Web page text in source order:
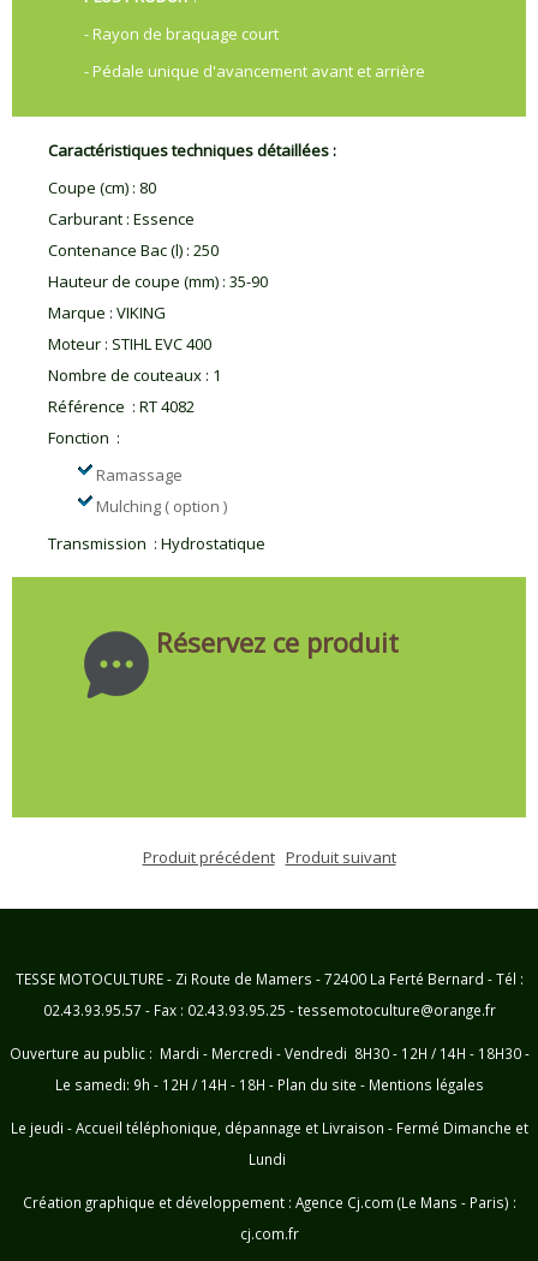
- Rayon de braquage court
- Pédale unique d'avancement avant et arrière
Caractéristiques techniques détaillées :
Coupe (cm) : 80
Carburant : Essence
Contenance Bac (l) : 250
Hauteur de coupe (mm) : 35-90
Marque : VIKING
Moteur : STIHL EVC 400
Nombre de couteaux : 1
Référence : RT 4082
Fonction :
Ramassage
Mulching ( option )
Transmission : Hydrostatique
Réservez ce produit
Produit précédent Produit suivant
TESSE MOTOCULTURE - Zi Route de Mamers - 72400 La Ferté Bernard - Tél :
02.43.93.95.57 - Fax : 02.43.93.95.25 - tessemotoculture@orange.fr
Ouverture au public : Mardi - Mercredi - Vendredi 8H30 - 12H / 14H - 18H30 -
Le samedi: 9h - 12H / 14H - 18H - Plan du site - Mentions légales
Le jeudi - Accueil téléphonique, dépannage et Livraison - Fermé Dimanche et
Lundi
Création graphique et développement : Agence Cj.com (Le Mans - Paris) :
cj.com.fr